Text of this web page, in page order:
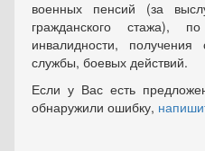
военных пенсий (за
гражданского стажа),
инвалидности, получения
службы, боевых действий.
Если у Вас есть
обнаружили ошибку,